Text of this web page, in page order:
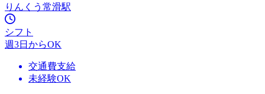
りんくう常滑駅
シフト
週3日からOK
交通費支給
未経験OK